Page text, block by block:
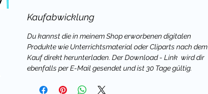
Kaufabwicklung
Du kannst die in meinem Shop erworbenen digitalen
Produkte wie Unterrichtsmaterial oder Cliparts nach dem
Kauf direkt herunterladen. Der Download - Link wird dir
ebenfalls per E-Mail gesendet und ist 30 Tage gültig.